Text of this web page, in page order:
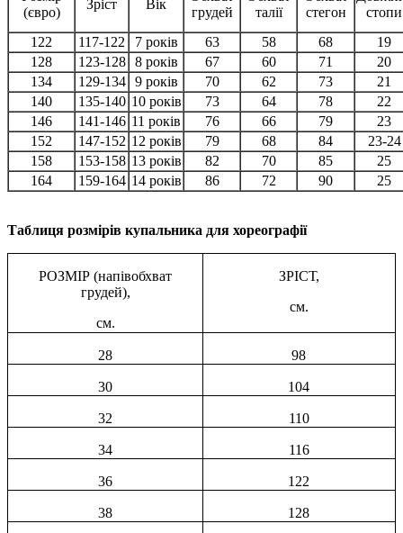
(євро)
Зріст Вік
грудей
талії
стегон
стопи
122
117-122 7 років 63 58 68
19
128
123-128 8 років 67 60 71
20
134
129-134 9 років 70 62 73
21
140
135-140 10 років 73 64 78
22
146
141-146 11 років 76 66 79
23
152
147-152 12 років 79 68 84
23-24
158
153-158 13 років 82 70 85
25
164
159-164 14 років 86 72 90 25
Таблиця розмірів купальника для хореографії
РОЗМІР (напівобхват
грудей),
см.
ЗРІСТ,
см.
28 98
30 104
32 110
34 116
36 122
38 128